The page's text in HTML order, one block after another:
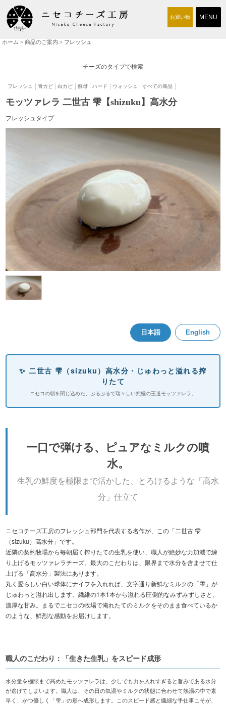
お買い物
商品のご案内
取り扱い店
交通アクセス
求人情報
ホーム >商品のご案内 > フレッシュ
チーズのタイプで検索
フレッシュ 青カビ 白カビ 酵母 ハード ウォッシュ すべての商品
モッツァレラ 二世古 雫【shizuku】高水分
フレッシュタイプ
日本語 English
✨ 二世古 雫（sizuku）高水分・じゅわっと溢れる搾
りたて
ニセコの朝を閉じ込めた、ぷるぷるで瑞々しい究極の王道モッツァレラ。
一口で弾ける、ピュアなミルクの噴
水。
生乳の鮮度を極限まで活かした、とろけるような「高水
分」仕立て
ニセコチーズ工房のフレッシュ部門を代表する名作が、この「二世古 雫
（sizuku）高水分」です。
近隣の契約牧場から毎朝届く搾りたての生乳を使い、職人が絶妙な力加減で練
り上げるモッツァレラチーズ。最大のこだわりは、限界まで水分を含ませて仕
上げる「高水分」製法にあります。
丸く愛らしい白い球体にナイフを入れれば、文字通り新鮮なミルクの「雫」が
じゅわっと溢れ出します。繊維の1本1本から溢れる圧倒的なみずみずしさと、
濃厚な甘み。まるでニセコの牧場で淹れたてのミルクをそのまま食べているか
のような、鮮烈な感動をお届けします。
職人のこだわり：「生きた生乳」をスピード成形
水分量を極限まで高めたモッツァレラは、少しでも力を入れすぎると旨みである水分
が逃げてしまいます。職人は、その日の気温やミルクの状態に合わせて熱湯の中で素
早く、かつ優しく「雫」の形へ成形します。このスピード感と繊細な手仕事こそが、